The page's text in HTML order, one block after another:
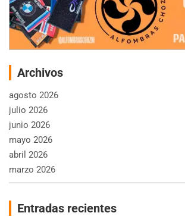
Archivos
agosto 2026
julio 2026
junio 2026
mayo 2026
abril 2026
marzo 2026
Entradas recientes